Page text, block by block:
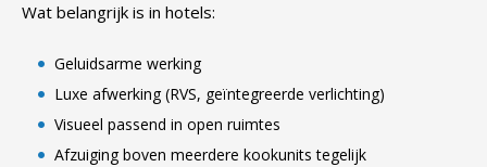
Wat belangrijk is in hotels:
Geluidsarme werking
Luxe afwerking (RVS, geïntegreerde verlichting)
Visueel passend in open ruimtes
Afzuiging boven meerdere kookunits tegelijk